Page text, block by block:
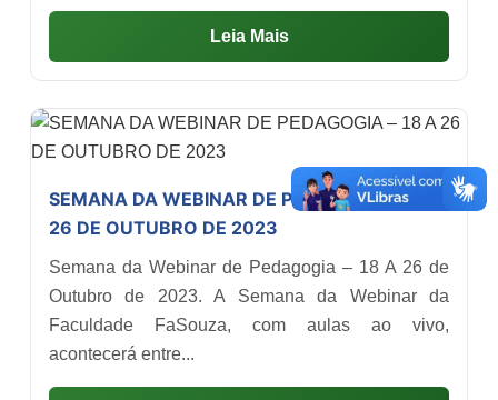
Leia Mais
SEMANA DA WEBINAR DE PEDAGOGIA – 18 A
26 DE OUTUBRO DE 2023
Semana da Webinar de Pedagogia – 18 A 26 de
Outubro de 2023. A Semana da Webinar da
Faculdade FaSouza, com aulas ao vivo,
acontecerá entre...